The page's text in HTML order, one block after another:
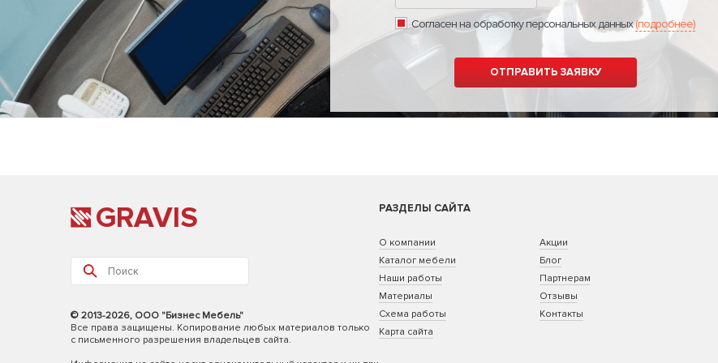
Согласен на обработку персональных данных(подробнее)
GRAVIS
© 2013-2026, ООО "Бизнес Мебель"
Все права защищены. Копирование любых материалов только
с письменного разрешения владельцев сайта.
РАЗДЕЛЫ САЙТА
О компании
Каталог мебели
Наши работы
Материалы
Схема работы
Карта сайта
Акции
Блог
Партнерам
Отзывы
Контакты